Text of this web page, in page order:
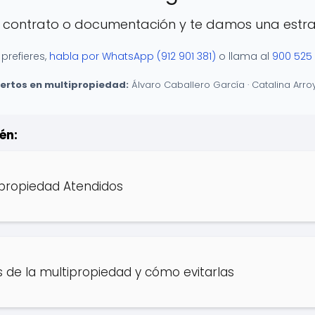
contrato o documentación y te damos una
habla por WhatsApp (912 901 381) o llama al 900 525
en multipropiedad: Álvaro Caballero García · Catalina
Atendidos
de la multipropiedad y cómo evitarlas